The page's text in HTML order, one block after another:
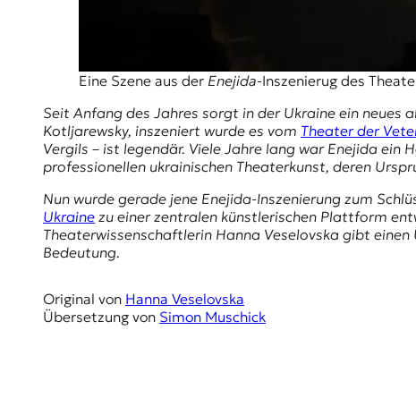
Eine Szene aus der Enejida-Inszenierug des
Seit Anfang des Jahres sorgt in der Ukraine ein neues
Kotljarewsky, inszeniert wurde es vom Theater der
Vergils – ist legendär. Viele Jahre lang war Enejida ein
professionellen ukrainischen Theaterkunst, deren
Nun wurde gerade jene Enejida-Inszenierung zum
Ukraine zu einer zentralen künstlerischen Plattform
Theaterwissenschaftlerin Hanna Veselovska gibt
Bedeutung.
Original von Hanna Veselovska
Übersetzung von Simon Muschick